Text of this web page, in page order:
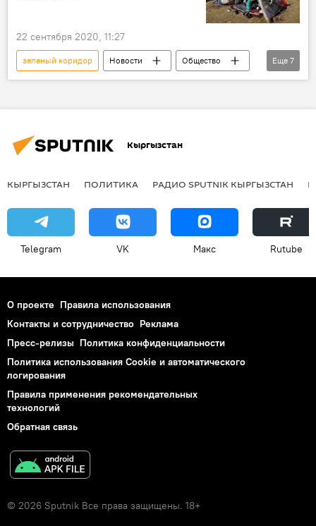
22 сентября 2020, 11:27
зеленый коридор Новости
Общество
Россия
В мире
Казахстан
Еще 7
Кыргызстан
КЫРГЫЗСТАН ПОЛИТИКА РАДИО SPUTNIK КЫРГЫЗСТАН
Telegram VK Макс Rutube
О проекте Правила использования
Контакты и сотрудничество Реклама
Пресс-релизы Политика конфиденциальности
Политика использования Cookie и автоматического
логирования
Правила применения рекомендательных
технологий
Обратная связь
© 2026 Sputnik Все права защищены. 18+